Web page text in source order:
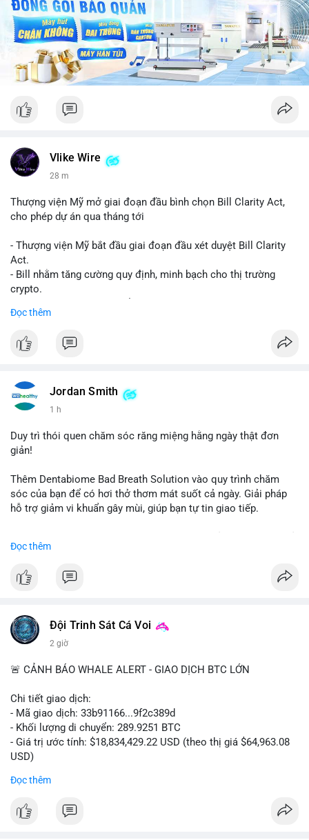
Vlike Wire
28 m
Thượng viện Mỹ mở giai đoạn đầu bình chọn Bill Clarity Act,
cho phép dự án qua tháng tới
- Thượng viện Mỹ bắt đầu giai đoạn đầu xét duyệt Bill Clarity
Act.
- Bill nhằm tăng cường quy định, minh bạch cho thị trường
crypto.
- Bill có thể ảnh hưởng pháp lý, hoạt động của các đồng tiền kỹ
$btc $eth
#vlikevn #titanbot
Đọc thêm
Jordan Smith
1 h
Duy trì thói quen chăm sóc răng miệng hằng ngày thật đơn
giản!
Thêm Dentabiome Bad Breath Solution vào quy trình chăm
sóc của bạn để có hơi thở thơm mát suốt cả ngày. Giải pháp
hỗ trợ giảm vi khuẩn gây mùi, giúp bạn tự tin giao tiếp.
lớn cho nụ cười khỏe mạnh.
#dentabiome #badbreathsolution
Đọc thêm
Đội Trinh Sát Cá Voi
2 giờ
🚨 CẢNH BÁO WHALE ALERT - GIAO DỊCH BTC LỚN
Chi tiết giao dịch:
- Mã giao dịch: 33b91166...9f2c389d
- Khối lượng di chuyển: 289.9251 BTC
- Giá trị ước tính: $18,834,429.22 USD (theo thị giá $64,963.08
USD)
Khối lượng gần 290 BTC tương đương gần 19 triệu USD được
Đọc thêm